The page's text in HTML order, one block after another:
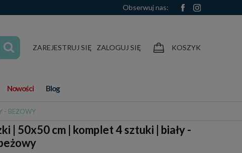
Obserwuj nas:
KOSZYK
ZAREJESTRUJ SIĘ ZALOGUJ SIĘ
Nowości Blog
- BEŻOWY
| 50x50 cm | komplet 4 sztuki | biały -